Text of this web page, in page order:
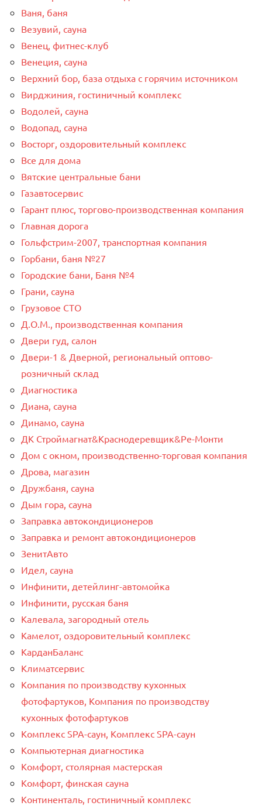
Ваня, баня
Везувий, сауна
Венец, фитнес-клуб
Венеция, сауна
Верхний бор, база отдыха с горячим источником
Вирджиния, гостиничный комплекс
Водолей, сауна
Водопад, сауна
Восторг, оздоровительный комплекс
Все для дома
Вятские центральные бани
Газавтосервис
Гарант плюс, торгово-производственная компания
Главная дорога
Гольфстрим-2007, транспортная компания
Горбани, баня №27
Городские бани, Баня №4
Грани, сауна
Грузовое СТО
Д.О.М., производственная компания
Двери гуд, салон
Двери-1 & Дверной, региональный оптово-
розничный склад
Диагностика
Диана, сауна
Динамо, сауна
ДК Строймагнат&Краснодеревщик&Ре-Монти
Дом с окном, производственно-торговая компания
Дрова, магазин
Дружбаня, сауна
Дым гора, сауна
Заправка автокондиционеров
Заправка и ремонт автокондиционеров
ЗенитАвто
Идел, сауна
Инфинити, детейлинг-автомойка
Инфинити, русская баня
Калевала, загородный отель
Камелот, оздоровительный комплекс
КарданБаланс
Климатсервис
Компания по производству кухонных
фотофартуков, Компания по производству
кухонных фотофартуков
Комплекс SPA-саун, Комплекс SPA-саун
Компьютерная диагностика
Комфорт, столярная мастерская
Комфорт, финская сауна
Континенталь, гостиничный комплекс